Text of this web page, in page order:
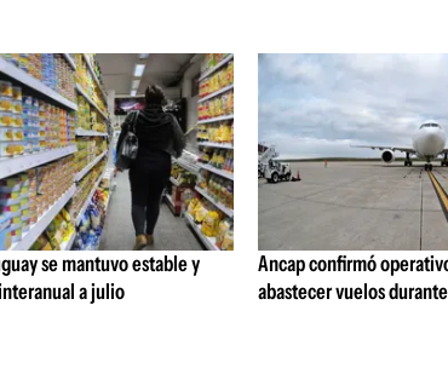
se mantuvo estable y
a julio
Ancap confirmó
abastecer vuelos